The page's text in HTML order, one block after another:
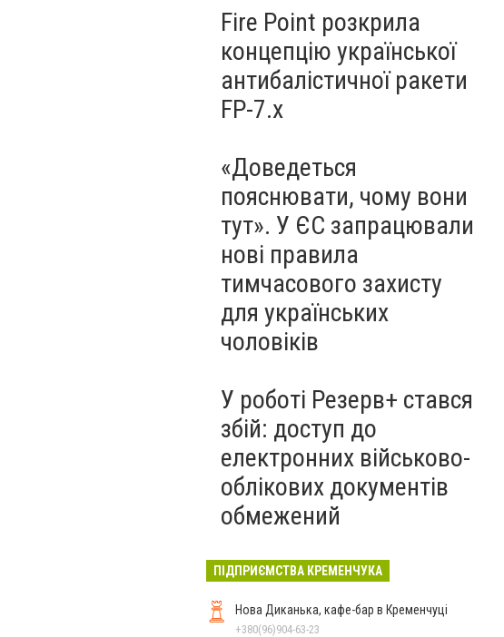
Fire Point розкрила
концепцію української
антибалістичної ракети
FP-7.x
«Доведеться
пояснювати, чому вони
тут». У ЄС запрацювали
нові правила
тимчасового захисту
для українських
чоловіків
У роботі Резерв+ стався
збій: доступ до
електронних військово-
облікових документів
обмежений
ПІДПРИЄМСТВА КРЕМЕНЧУКА
Нова Диканька, кафе-бар в Кременчуці
+380(96)904-63-23